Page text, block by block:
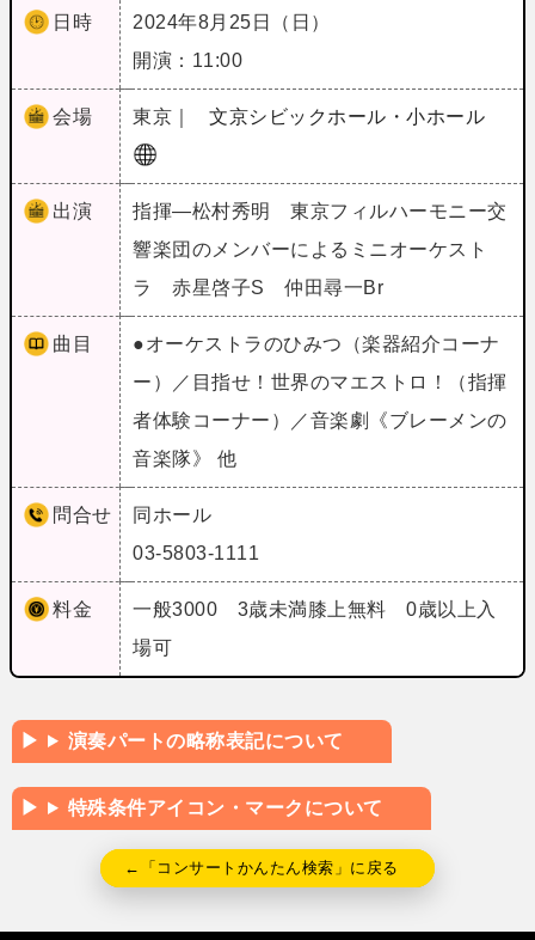
日時
2024年8月25日（日）
開演：11:00
会場 東京｜ 文京シビックホール・小ホール
出演
指揮―松村秀明 東京フィルハーモニー交
響楽団のメンバーによるミニオーケスト
ラ 赤星啓子S 仲田尋一Br
曲目
●オーケストラのひみつ（楽器紹介コーナ
ー）／目指せ！世界のマエストロ！（指揮
者体験コーナー）／音楽劇《ブレーメンの
音楽隊》 他
問合せ
同ホール
03-5803-1111
料金
一般3000 3歳未満膝上無料 0歳以上入
場可
演奏パートの略称表記について
特殊条件アイコン・マークについて
←「コンサートかんたん検索」に戻る